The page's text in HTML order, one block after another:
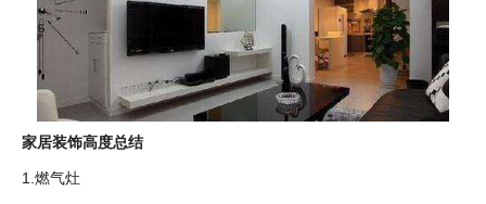
家居装饰高度总结
1.燃气灶